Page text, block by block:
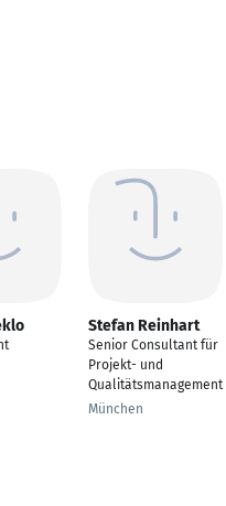
Stefan Reinhart
Senior Consultant für
Projekt- und
Qualitätsmanagement
München